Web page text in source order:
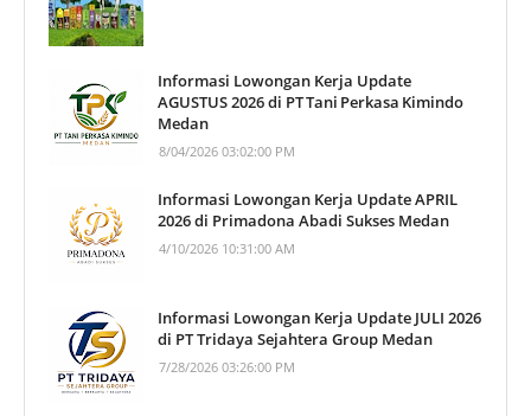
Informasi Lowongan Kerja Update
AGUSTUS 2026 di PT Tani Perkasa Kimindo
Medan
8/04/2026 03:02:00 PM
Informasi Lowongan Kerja Update APRIL
2026 di Primadona Abadi Sukses Medan
4/10/2026 10:31:00 AM
Informasi Lowongan Kerja Update JULI 2026
di PT Tridaya Sejahtera Group Medan
7/28/2026 03:26:00 PM